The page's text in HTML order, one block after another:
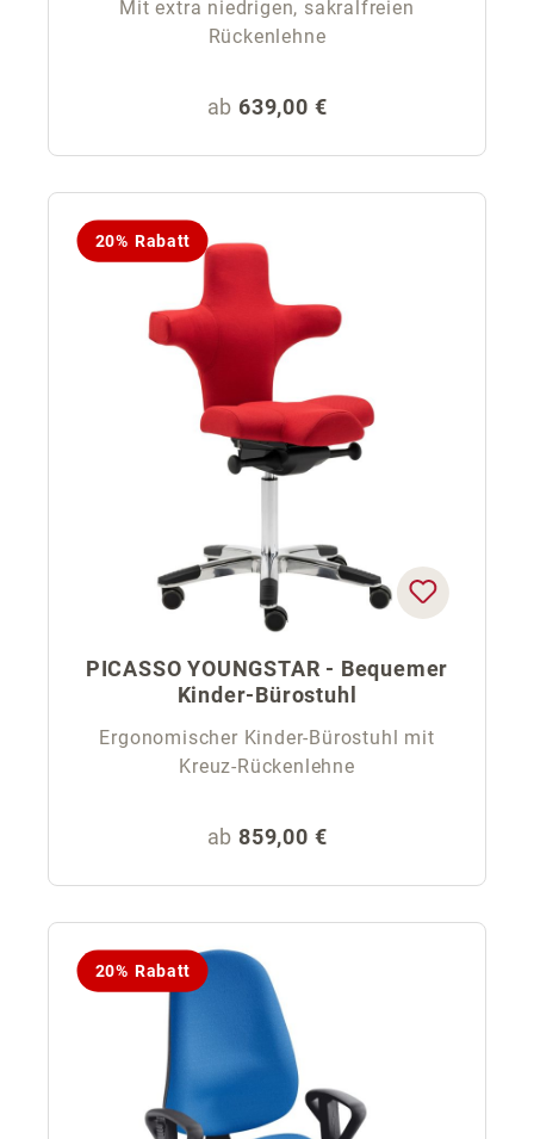
Mit extra niedrigen, sakralfreien
Rückenlehne
Regulärer Preis:
ab 639,00 €
20% Rabatt
PICASSO YOUNGSTAR - Bequemer
Kinder-Bürostuhl
Ergonomischer Kinder-Bürostuhl mit
Kreuz-Rückenlehne
Regulärer Preis:
ab 859,00 €
20% Rabatt